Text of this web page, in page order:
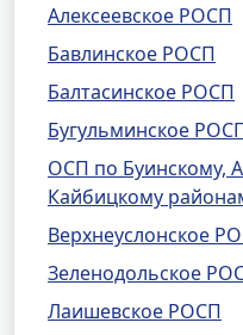
Алексеевское РОСП
Бавлинское РОСП
Балтасинское РОСП
Бугульминское
ОСП по Буинскому,
Кайбицкому
Верхнеуслонское
Зеленодольское
Лаишевское РОСП